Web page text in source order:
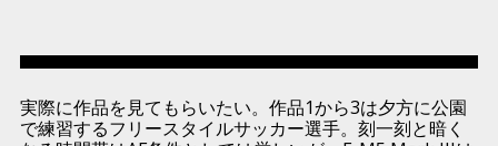
実際に作品を見てもらいたい。作品1から3は夕方に公園
で練習するフリースタイルサッカー選手。刻一刻と暗く